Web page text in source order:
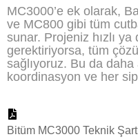
MC3000’e ek olarak,
ve MC800 gibi tüm
sunar. Projeniz hızlı
gerektiriyorsa, tüm
sağlıyoruz. Bu da
koordinasyon ve her
Bitüm MC3000 Teknik